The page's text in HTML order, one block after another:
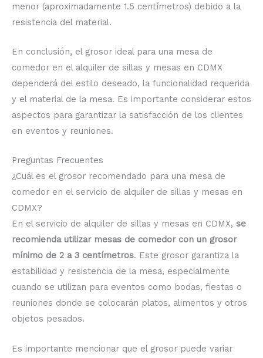
menor (aproximadamente 1.5 centímetros) debido a la
resistencia del material.
En conclusión, el grosor ideal para una mesa de
comedor en el alquiler de sillas y mesas en CDMX
dependerá del estilo deseado, la funcionalidad requerida
y el material de la mesa. Es importante considerar estos
aspectos para garantizar la satisfacción de los clientes
en eventos y reuniones.
Preguntas Frecuentes
¿Cuál es el grosor recomendado para una mesa de
comedor en el servicio de alquiler de sillas y mesas en
CDMX?
En el servicio de alquiler de sillas y mesas en CDMX, se
recomienda utilizar mesas de comedor con un grosor
mínimo de 2 a 3 centímetros. Este grosor garantiza la
estabilidad y resistencia de la mesa, especialmente
cuando se utilizan para eventos como bodas, fiestas o
reuniones donde se colocarán platos, alimentos y otros
objetos pesados.
Es importante mencionar que el grosor puede variar